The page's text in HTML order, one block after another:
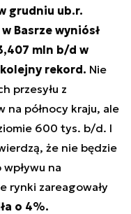
grudniu ub.r.
Basrze wyniósł
mln b/d w
rekord. Nie
przesyłu z
na północy kraju, ale
600 tys. b/d. I
że nie będzie
na
rynki zareagowały
o 4%.